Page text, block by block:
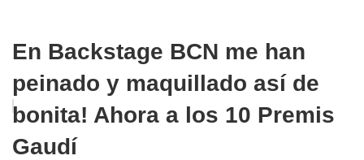
En Backstage BCN me han
peinado y maquillado así de
bonita! Ahora a los 10 Premis
Gaudí